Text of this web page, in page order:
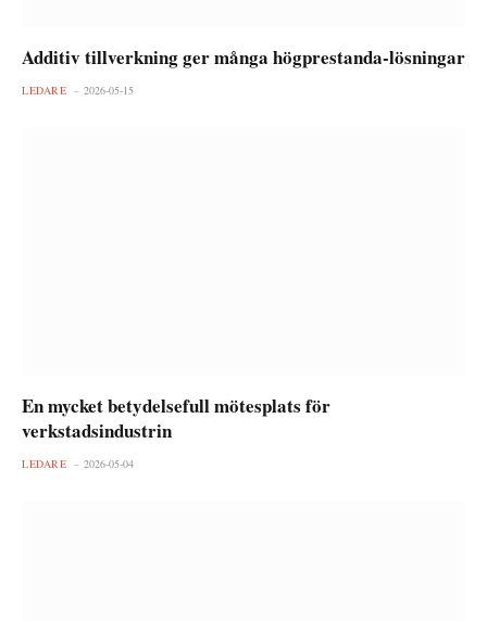
Additiv tillverkning ger många högprestanda-lösningar
LEDARE 2026-05-15
En mycket betydelsefull mötesplats för
verkstadsindustrin
LEDARE 2026-05-04